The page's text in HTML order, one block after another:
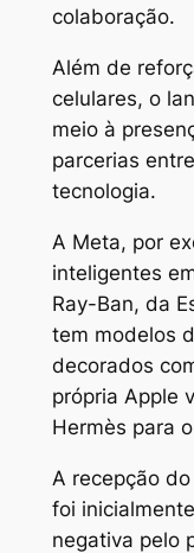
colaboração.
Além de
celulares, o
meio à
parcerias
tecnologia.
A Meta, por
inteligentes
Ray-Ban, da
tem modelos
decorados
própria Apple
Hermès para
A recepção
foi
negativa pelo